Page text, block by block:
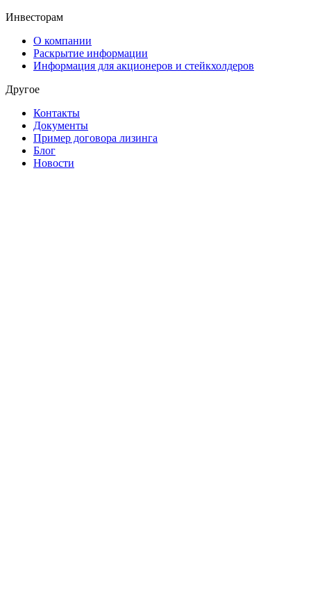
Инвесторам
О компании
Раскрытие информации
Информация для акционеров и стейкхолдеров
Другое
Контакты
Документы
Пример договора лизинга
Блог
Новости